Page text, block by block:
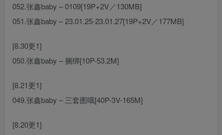
052.张鑫baby – 0109[19P+2V／130MB]
051.张鑫baby – 23.01.25-23.01.27[19P+2V／177MB]
[8.30更1]
050.张鑫baby – 捆绑[10P-53.2M]
[8.21更1]
049.张鑫baby – 三套图哦[40P-3V-165M]
[8.20更1]